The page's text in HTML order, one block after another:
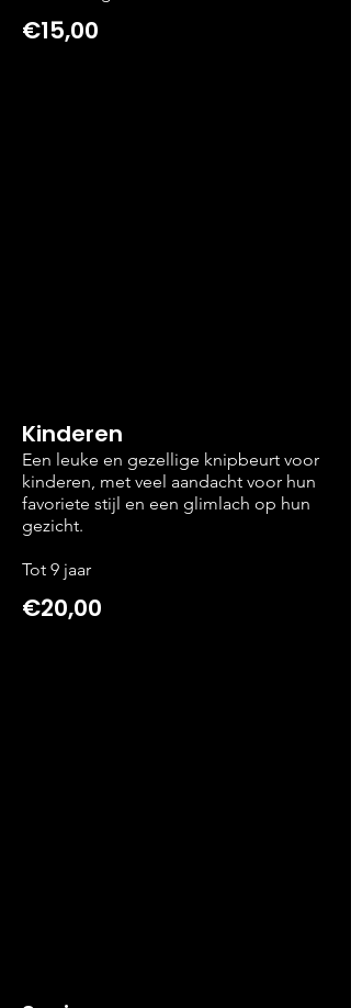
€15,00
Kinderen
Een leuke en gezellige knipbeurt voor
kinderen, met veel aandacht voor hun
favoriete stijl en een glimlach op hun
gezicht.
Tot 9 jaar
€20,00